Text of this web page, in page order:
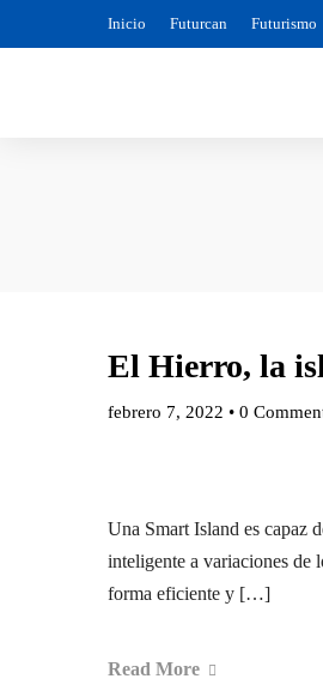
Inicio Futurcan Futurismo
El Hierro, la
febrero 7, 2022 • 0
Una Smart Island es capaz
inteligente a variaciones de
forma eficiente y […]
Read More